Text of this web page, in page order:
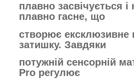
плавно засвічується
плавно гасне, що
створює ексклюзивне
затишку. Завдяки
потужній сенсорній
Pro регулює